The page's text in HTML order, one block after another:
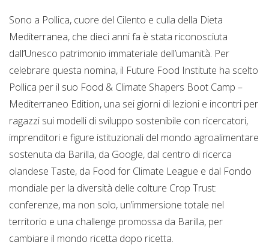
Sono a Pollica, cuore del Cilento e culla della Dieta
Mediterranea, che dieci anni fa è stata riconosciuta
dall’Unesco patrimonio immateriale dell’umanità. Per
celebrare questa nomina, il Future Food Institute ha scelto
Pollica per il suo Food & Climate Shapers Boot Camp –
Mediterraneo Edition, una sei giorni di lezioni e incontri per
ragazzi sui modelli di sviluppo sostenibile con ricercatori,
imprenditori e figure istituzionali del mondo agroalimentare
sostenuta da Barilla, da Google, dal centro di ricerca
olandese Taste, da Food for Climate League e dal Fondo
mondiale per la diversità delle colture Crop Trust:
conferenze, ma non solo, un’immersione totale nel
territorio e una challenge promossa da Barilla, per
cambiare il mondo ricetta dopo ricetta.